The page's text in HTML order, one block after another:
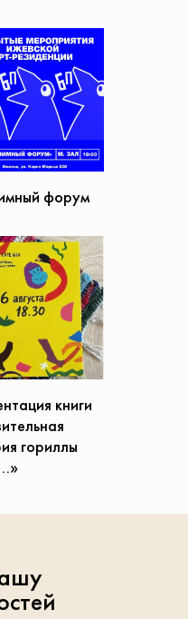
форум
книги
гориллы